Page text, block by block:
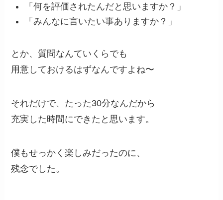
「何を評価されたんだと思いますか？」
「みんなに言いたい事ありますか？」
とか、質問なんていくらでも
用意しておけるはずなんですよね〜
それだけで、たった30分なんだから
充実した時間にできたと思います。
僕もせっかく楽しみだったのに、
残念でした。